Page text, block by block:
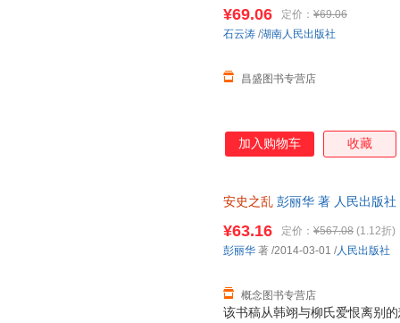
¥69.06 定价： ¥69.06
昌盛图书专营店
石云涛 /湖南人民出版社
加入购物车 收藏
安史之乱 彭丽华 著 人民出版
该书稿从韩翊与柳氏爱恨离别
¥63.16 定价： ¥567.08 (1.12折)
概念图书专营店
彭丽华 著 /2014-03-01 /人民出版社